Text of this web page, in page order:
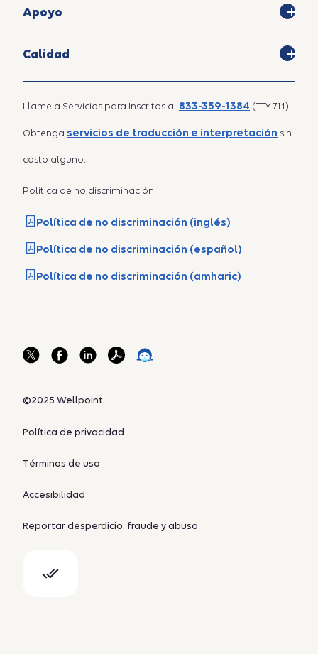
Apoyo
Calidad
Llame a Servicios para Inscritos al 833-359-1384 (TTY 711)
Obtenga servicios de traducción e interpretación sin
costo alguno.
Política de no discriminación
Política de no discriminación (inglés)
Política de no discriminación (español)
Política de no discriminación (amharic)
©2025 Wellpoint
Política de privacidad
Términos de uso
Accesibilidad
Reportar desperdicio, fraude y abuso